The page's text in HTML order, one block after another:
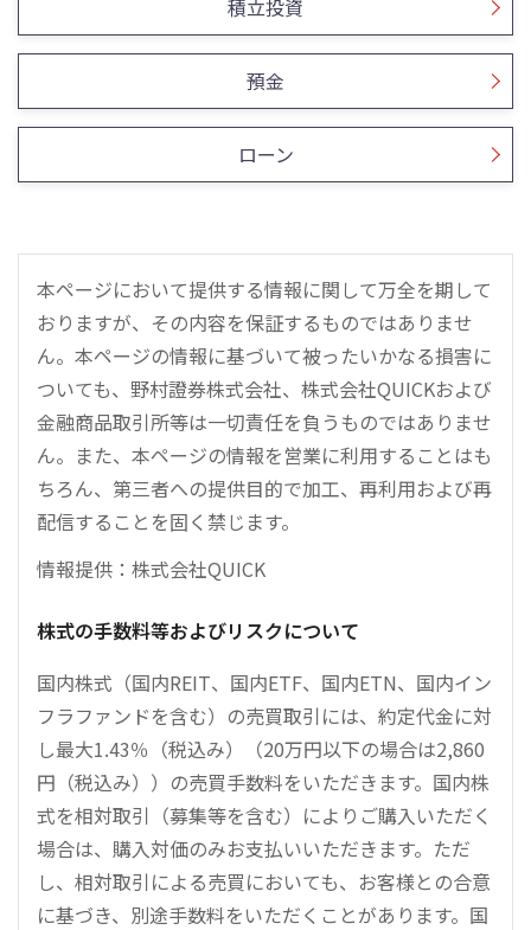
積立投資
預金
ローン
本ページにおいて提供する情報に関して万全を期して
おりますが、その内容を保証するものではありませ
ん。本ページの情報に基づいて被ったいかなる損害に
ついても、野村證券株式会社、株式会社QUICKおよび
金融商品取引所等は一切責任を負うものではありませ
ん。また、本ページの情報を営業に利用することはも
ちろん、第三者への提供目的で加工、再利用および再
配信することを固く禁じます。
情報提供：株式会社QUICK
株式の手数料等およびリスクについて
国内株式（国内REIT、国内ETF、国内ETN、国内イン
フラファンドを含む）の売買取引には、約定代金に対
し最大1.43％（税込み）（20万円以下の場合は2,860
円（税込み））の売買手数料をいただきます。国内株
式を相対取引（募集等を含む）によりご購入いただく
場合は、購入対価のみお支払いいただきます。ただ
し、相対取引による売買においても、お客様との合意
に基づき、別途手数料をいただくことがあります。国